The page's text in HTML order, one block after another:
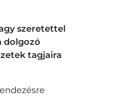
szeretettel
dolgozó
tagjaira